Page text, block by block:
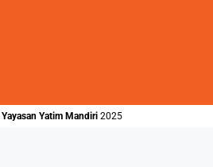
Yayasan Yatim Mandiri 2025